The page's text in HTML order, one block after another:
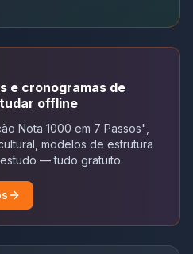
e cronogramas de
offline
Nota 1000 em 7 Passos",
modelos de estrutura
— tudo gratuito.